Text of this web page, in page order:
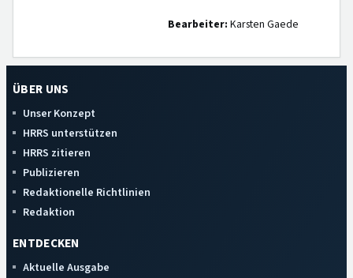
Bearbeiter: Karsten Gaede
ÜBER UNS
Unser Konzept
HRRS unterstützen
HRRS zitieren
Publizieren
Redaktionelle Richtlinien
Redaktion
ENTDECKEN
Aktuelle Ausgabe